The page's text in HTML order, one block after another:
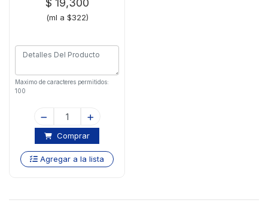
$ 19,300
(ml a $322)
Maximo de caracteres permitidos:
100
Comprar
Agregar a la lista